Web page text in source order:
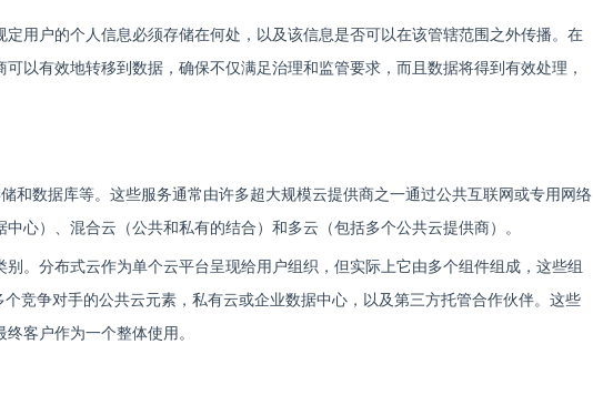
用户的个人信息必须存储在何处，以及该信息是否可以在该管辖范围之外传播。在
以有效地转移到数据，确保不仅满足治理和监管要求，而且数据将得到有效处理，
和数据库等。这些服务通常由许多超大规模云提供商之一通过公共互联网或专用网络
心）、混合云（公共和私有的结合）和多云（包括多个公共云提供商）。
。分布式云作为单个云平台呈现给用户组织，但实际上它由多个组件组成，这些组
竞争对手的公共云元素，私有云或企业数据中心，以及第三方托管合作伙伴。这些
客户作为一个整体使用。